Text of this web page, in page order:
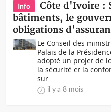
Info
Côte d'Ivoire :
bâtiments, le
obligations
Le Conseil des
Palais de la
adopté un projet de
la sécurité et la
sur...
il y a 8 mois